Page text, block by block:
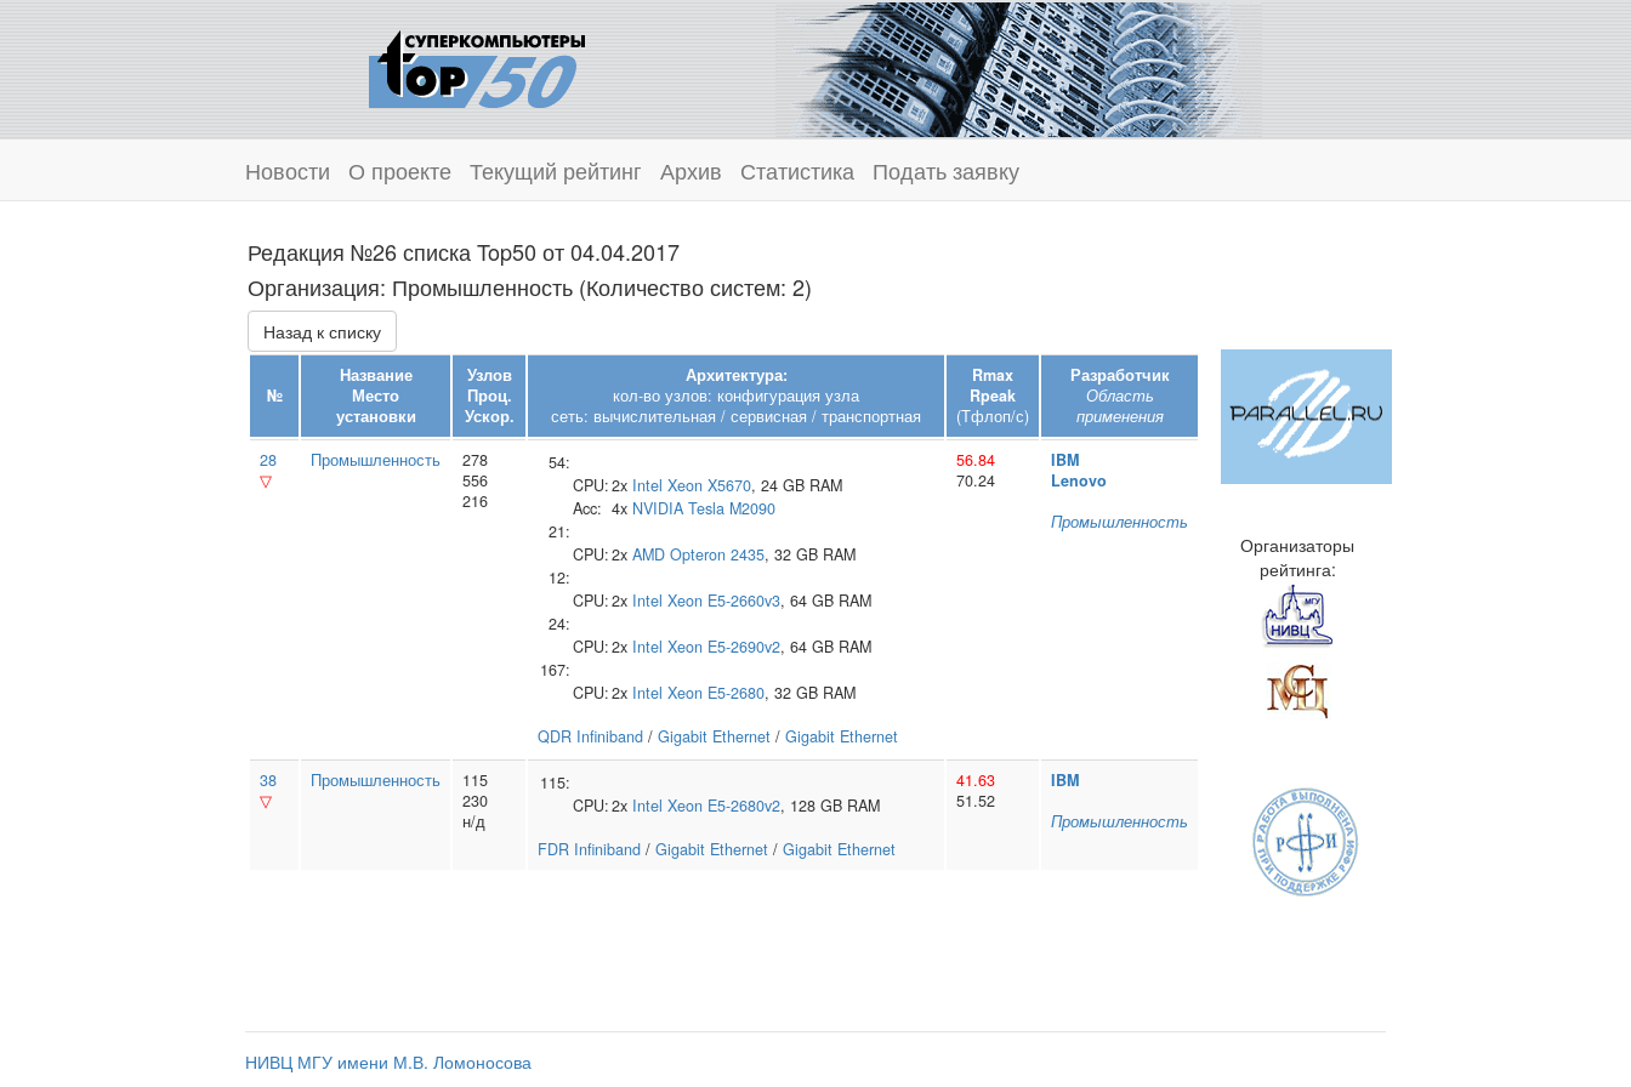
Новости О проекте Текущий рейтинг Архив Статистика Подать заявку
Редакция №26 списка Top50 от 04.04.2017
Организация: Промышленность (Количество систем: 2)
Назад к списку
№
Название
Место
установки
Узлов
Проц.
Ускор.
Архитектура:
кол-во узлов: конфигурация узла
сеть: вычислительная / сервисная / транспортная
Rmax
Rpeak
(Тфлоп/с)
Разработчик
Область
применения
28
▽
Промышленность
278
556
216
54:
CPU:2x Intel Xeon X5670, 24 GB RAM
Acc: 4x NVIDIA Tesla M2090
21:
CPU:2x AMD Opteron 2435, 32 GB RAM
12:
CPU:2x Intel Xeon E5-2660v3, 64 GB RAM
24:
CPU:2x Intel Xeon E5-2690v2, 64 GB RAM
167:
CPU:2x Intel Xeon E5-2680, 32 GB RAM
QDR Infiniband / Gigabit Ethernet / Gigabit Ethernet
56.84
70.24
IBM
Lenovo
Промышленность
38
▽
Промышленность
115
230
н/д
115:
CPU:2x Intel Xeon E5-2680v2, 128 GB RAM
FDR Infiniband / Gigabit Ethernet / Gigabit Ethernet
41.63
51.52
IBM
Промышленность
Организаторы
рейтинга:
НИВЦ МГУ имени М.В. Ломоносова